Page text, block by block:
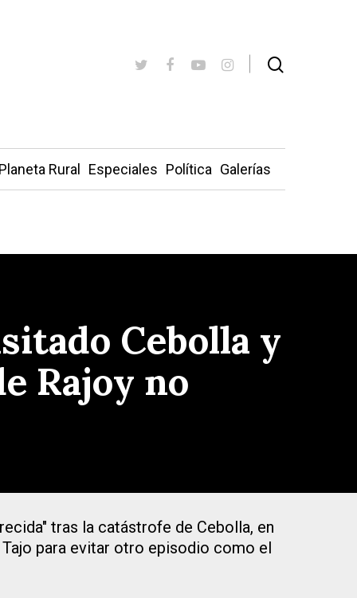
Rural Especiales Política Galerías
Cebolla y
Rajoy no
tras la catástrofe de Cebolla, en
para evitar otro episodio como el